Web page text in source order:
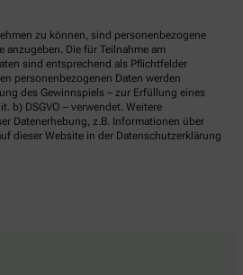
zu können, sind personenbezogene
anzugeben. Die für Teilnahme am
sind entsprechend als Pflichtfelder
personenbezogenen Daten werden
des Gewinnspiels – zur Erfüllung eines
b) DSGVO – verwendet. Weitere
Datenerhebung, z.B. Informationen über
dieser Website in der Datenschutzerklärung